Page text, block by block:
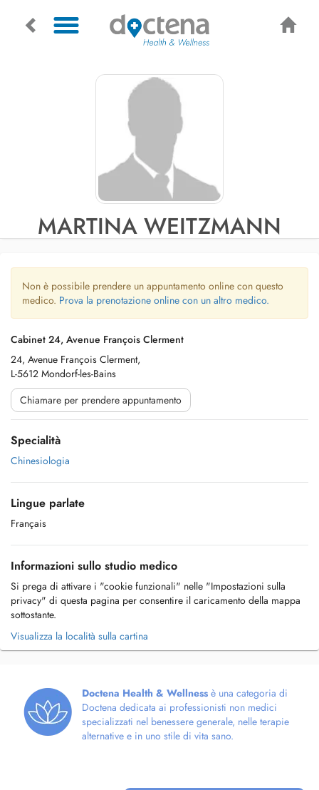
MARTINA WEITZMANN
Non è possibile prendere un appuntamento online con questo
medico. Prova la prenotazione online con un altro medico.
Cabinet 24, Avenue François Clerment
24, Avenue François Clerment,
L-5612 Mondorf-les-Bains
Chiamare per prendere appuntamento
Specialità
Chinesiologia
Lingue parlate
Français
Informazioni sullo studio medico
Si prega di attivare i "cookie funzionali" nelle "Impostazioni sulla
privacy" di questa pagina per consentire il caricamento della mappa
sottostante.
Visualizza la località sulla cartina
Doctena Health & Wellness è una categoria di
Doctena dedicata ai professionisti non medici
specializzati nel benessere generale, nelle terapie
alternative e in uno stile di vita sano.